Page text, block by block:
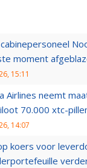
moment
15:11
Airlines neemt
70.000 xtc-
14:07
koers voor